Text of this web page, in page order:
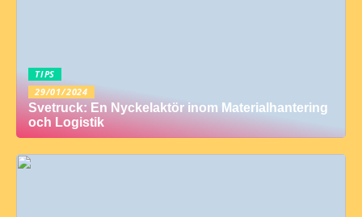
TIPS
29/01/2024
Svetruck: En Nyckelaktör inom Materialhantering
och Logistik